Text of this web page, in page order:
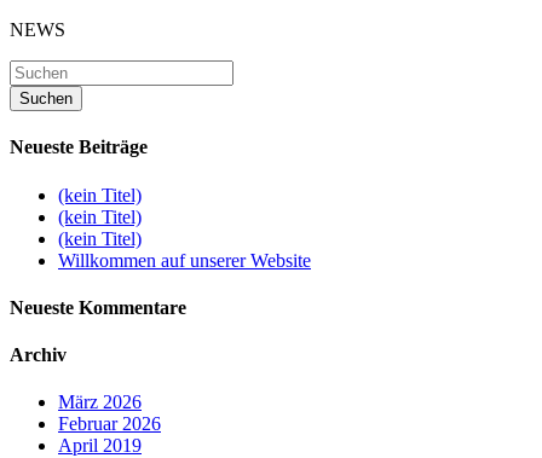
NEWS
Neueste Beiträge
(kein Titel)
(kein Titel)
(kein Titel)
Willkommen auf unserer Website
Neueste Kommentare
Archiv
März 2026
Februar 2026
April 2019